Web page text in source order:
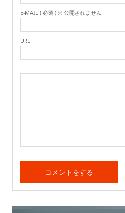
E-MAIL ( 必須 ) ※ 公開されません
URL